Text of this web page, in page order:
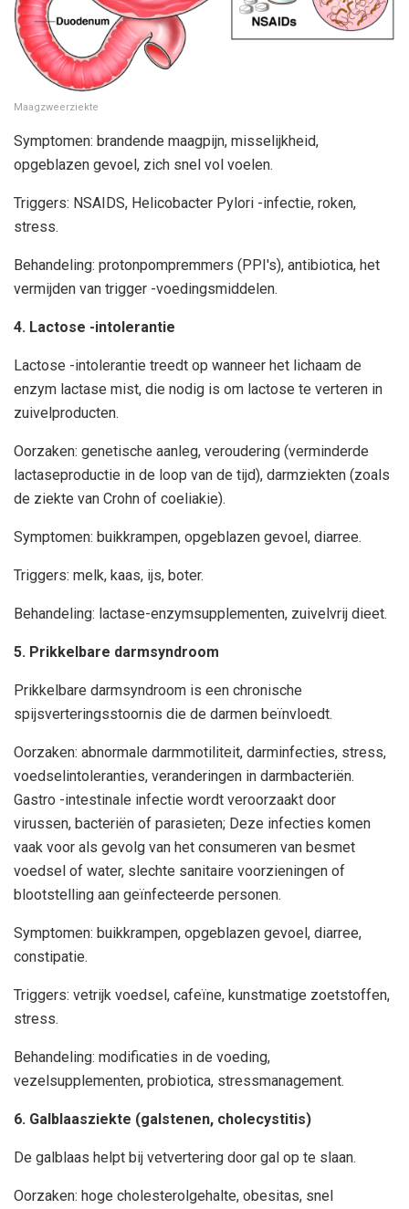
Maagzweerziekte
Symptomen: brandende maagpijn, misselijkheid,
opgeblazen gevoel, zich snel vol voelen.
Triggers: NSAIDS, Helicobacter Pylori -infectie, roken,
stress.
Behandeling: protonpompremmers (PPI's), antibiotica, het
vermijden van trigger -voedingsmiddelen.
4. Lactose -intolerantie
Lactose -intolerantie treedt op wanneer het lichaam de
enzym lactase mist, die nodig is om lactose te verteren in
zuivelproducten.
Oorzaken: genetische aanleg, veroudering (verminderde
lactaseproductie in de loop van de tijd), darmziekten (zoals
de ziekte van Crohn of coeliakie).
Symptomen: buikkrampen, opgeblazen gevoel, diarree.
Triggers: melk, kaas, ijs, boter.
Behandeling: lactase-enzymsupplementen, zuivelvrij dieet.
5. Prikkelbare darmsyndroom
Prikkelbare darmsyndroom is een chronische
spijsverteringsstoornis die de darmen beïnvloedt.
Oorzaken: abnormale darmmotiliteit, darminfecties, stress,
voedselintoleranties, veranderingen in darmbacteriën.
Gastro -intestinale infectie wordt veroorzaakt door
virussen, bacteriën of parasieten; Deze infecties komen
vaak voor als gevolg van het consumeren van besmet
voedsel of water, slechte sanitaire voorzieningen of
blootstelling aan geïnfecteerde personen.
Symptomen: buikkrampen, opgeblazen gevoel, diarree,
constipatie.
Triggers: vetrijk voedsel, cafeïne, kunstmatige zoetstoffen,
stress.
Behandeling: modificaties in de voeding,
vezelsupplementen, probiotica, stressmanagement.
6. Galblaasziekte (galstenen, cholecystitis)
De galblaas helpt bij vetvertering door gal op te slaan.
Oorzaken: hoge cholesterolgehalte, obesitas, snel